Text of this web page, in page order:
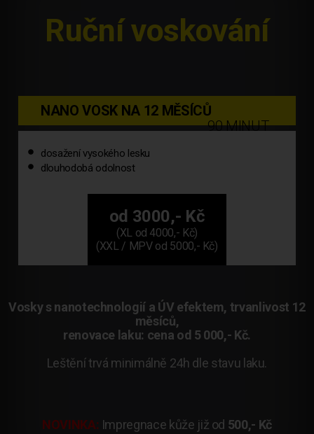
Ruční voskování
NANO VOSK NA 12 MĚSÍCŮ
90 MINUT
dosažení vysokého lesku
dlouhodobá odolnost
od 3000,- Kč
(XL od 4000,- Kč)
(XXL / MPV od 5000,- Kč)
Vosky s nanotechnologií a ÚV efektem, trvanlivost 12
měsíců,
renovace laku: cena od 5 000,- Kč.
Leštění trvá minimálně 24h dle stavu laku.
NOVINKA: Impregnace kůže již od 500,- Kč